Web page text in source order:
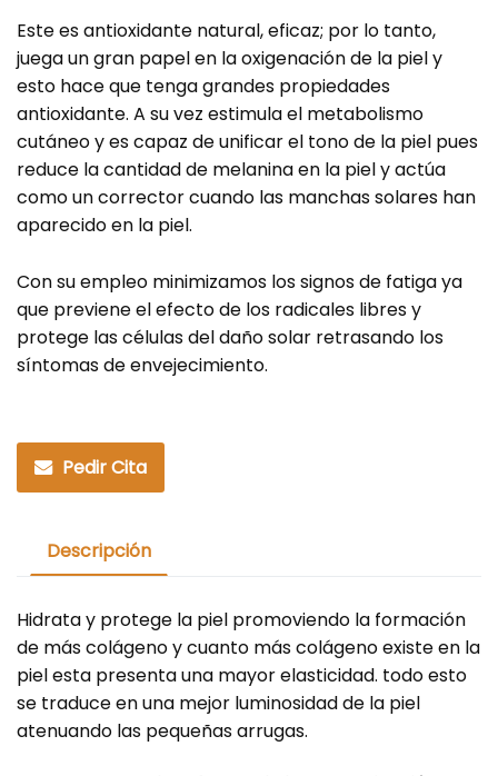
Este es antioxidante natural, eficaz; por lo tanto,
juega un gran papel en la oxigenación de la piel y
esto hace que tenga grandes propiedades
antioxidante. A su vez estimula el metabolismo
cutáneo y es capaz de unificar el tono de la piel pues
reduce la cantidad de melanina en la piel y actúa
como un corrector cuando las manchas solares han
aparecido en la piel.
Con su empleo minimizamos los signos de fatiga ya
que previene el efecto de los radicales libres y
protege las células del daño solar retrasando los
síntomas de envejecimiento.
Pedir Cita
Descripción
Hidrata y protege la piel promoviendo la formación
de más colágeno y cuanto más colágeno existe en la
piel esta presenta una mayor elasticidad. todo esto
se traduce en una mejor luminosidad de la piel
atenuando las pequeñas arrugas.